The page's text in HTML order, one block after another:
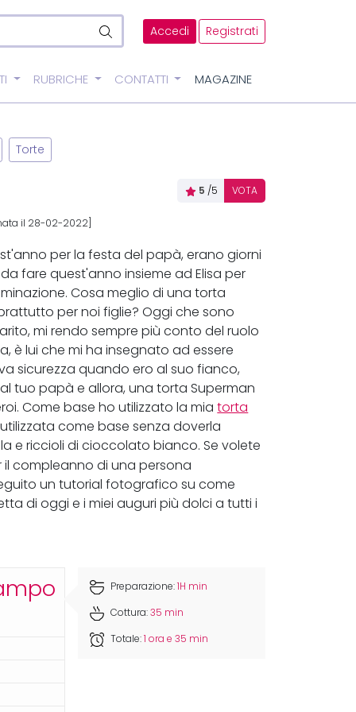
Accedi Registrati
RUBRICHE CONTATTI MAGAZINE
Torte
5 /5 VOTA
il 28-02-2022]
per la festa del papà, erano giorni
fare quest'anno insieme ad Elisa per
Cosa meglio di una torta
per noi figlie? Oggi che sono
mi rendo sempre più conto del ruolo
è lui che mi ha insegnato ad essere
sicurezza quando ero al suo fianco,
tuo papà e allora, una torta Superman
Come base ho utilizzato la miatorta
come base senza doverla
e riccioli di cioccolato bianco. Se volete
compleanno di una persona
un tutorial fotografico su come
di oggi e i miei auguri più dolci a tutti i
Preparazione:1H min
Cottura:35 min
Totale:1 ora e 35 min